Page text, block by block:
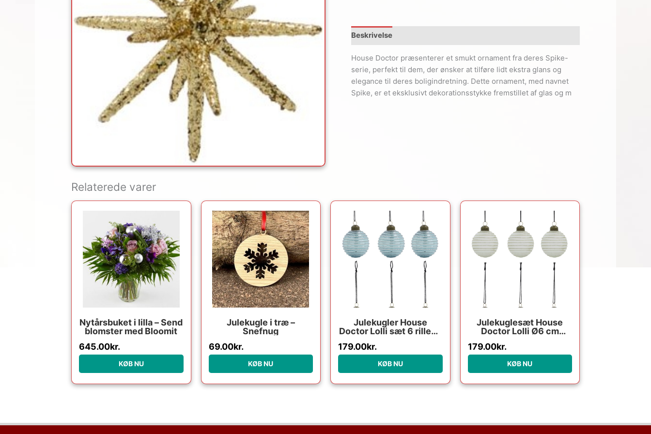
Beskrivelse
House Doctor præsenterer et smukt ornament fra deres Spike-
serie, perfekt til dem, der ønsker at tilføre lidt ekstra glans og
elegance til deres boligindretning. Dette ornament, med navnet
Spike, er et eksklusivt dekorationsstykke fremstillet af glas og m
Relaterede varer
Nytårsbuket i lilla – Send
blomster med Bloomit
645.00kr.
KØB NU
Julekugle i træ –
Snefnug
69.00kr.
KØB NU
Julekugler House
Doctor Lolli sæt 6 rillede
metal Ø6 cm
179.00kr.
KØB NU
Julekuglesæt House
Doctor Lolli Ø6 cm
Glas/Metal
179.00kr.
KØB NU